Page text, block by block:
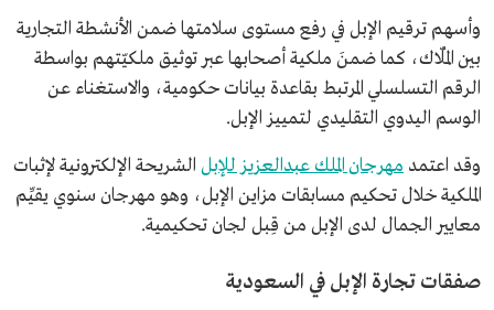
وأسهم ترقيم الإبل في رفع مستوى سلامتها ضمن الأنشطة التجارية
بين المُلّاك، كما ضمنَ ملكية أصحابها عبر توثيق ملكيّتهم بواسطة
الرقم التسلسلي المرتبط بقاعدة بيانات حكومية، والاستغناء عن
الوسم اليدوي التقليدي لتمييز الإبل.
وقد اعتمد مهرجان الملك عبدالعزيز للإبل الشريحة الإلكترونية لإثبات
الملكية خلال تحكيم مسابقات مزاين الإبل، وهو مهرجان سنوي يقيِّم
معايير الجمال لدى الإبل من قِبل لجان تحكيمية.
صفقات تجارة الإبل في السعودية